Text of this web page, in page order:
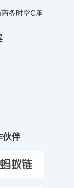
务时空C座
伙伴